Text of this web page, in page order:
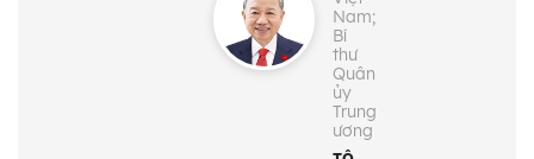
Nam;
Bí
thư
Quân
ủy
Trung
ương